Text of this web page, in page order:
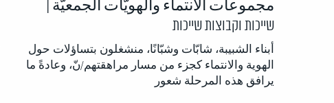
مجموعات الانتماء والهويّات الجمعيّة |
שייכות וקבוצות שייכות
أبناء الشبيبة، شابّات وشبّانًا، منشغلون بتساؤلات حول
الهوية والانتماء كجزء من مسار مراهقتهم/نّ، وعادةً ما
يرافق هذه المرحلة شعور